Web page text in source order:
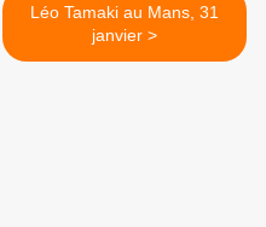
Léo Tamaki au Mans, 31
janvier >